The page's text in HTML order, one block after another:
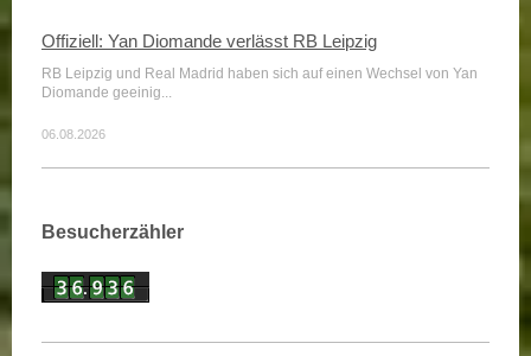
Offiziell: Yan Diomande verlässt RB Leipzig
RB Leipzig und Real Madrid haben sich auf einen Wechsel von Yan
Diomande geeinig...
06.08.2026
Besucherzähler